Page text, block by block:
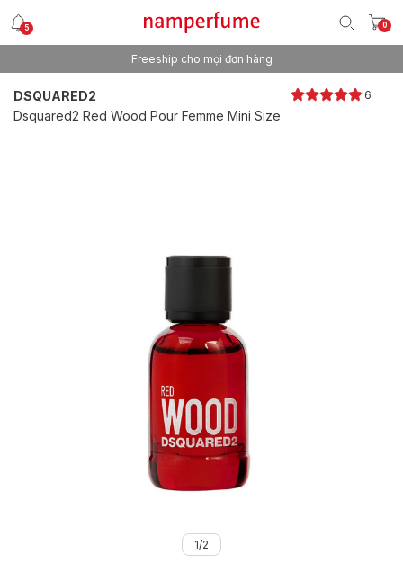
5 0
Freeship cho mọi đơn hàng
DSQUARED2 6
Dsquared2 Red Wood Pour Femme Mini Size
1/2